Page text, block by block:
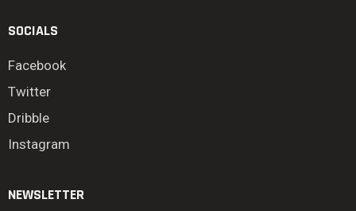
SOCIALS
Facebook
Twitter
Dribble
Instagram
NEWSLETTER